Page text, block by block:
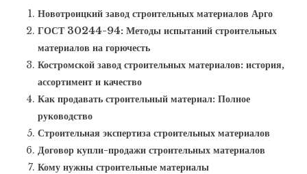
Новотроицкий завод строительных материалов Арго
ГОСТ 30244-94: Методы испытаний строительных
материалов на горючесть
Костромской завод строительных материалов: история,
ассортимент и качество
Как продавать строительный материал: Полное
руководство
Строительная экспертиза строительных материалов
Договор купли-продажи строительных материалов
Кому нужны строительные материалы